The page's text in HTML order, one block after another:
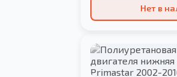
Нет в